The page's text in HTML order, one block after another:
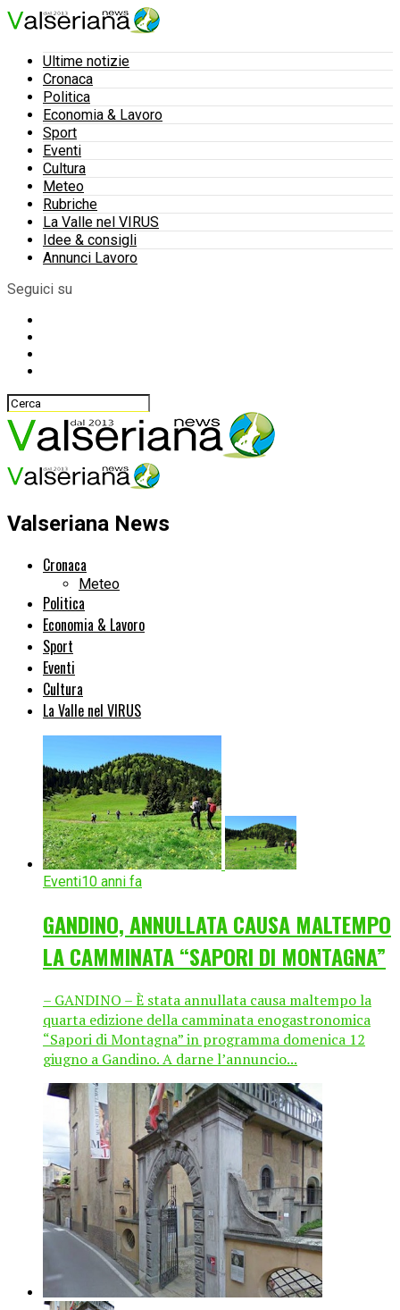
Ultime notizie
Cronaca
Politica
Economia & Lavoro
Sport
Eventi
Cultura
Meteo
Rubriche
La Valle nel VIRUS
Idee & consigli
Annunci Lavoro
Seguici su
Valseriana News
Cronaca
Meteo
Politica
Economia & Lavoro
Sport
Eventi
Cultura
La Valle nel VIRUS
Eventi10 anni fa
GANDINO, ANNULLATA CAUSA MALTEMPO
LA CAMMINATA “SAPORI DI MONTAGNA”
– GANDINO – È stata annullata causa maltempo la
quarta edizione della camminata enogastronomica
“Sapori di Montagna” in programma domenica 12
giugno a Gandino. A darne l’annuncio...